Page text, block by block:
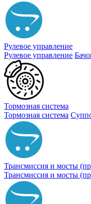
Рулевое управление
Рулевое управление
Тормозная система
Тормозная система
Трансмиссия и мосты
Трансмиссия и мосты